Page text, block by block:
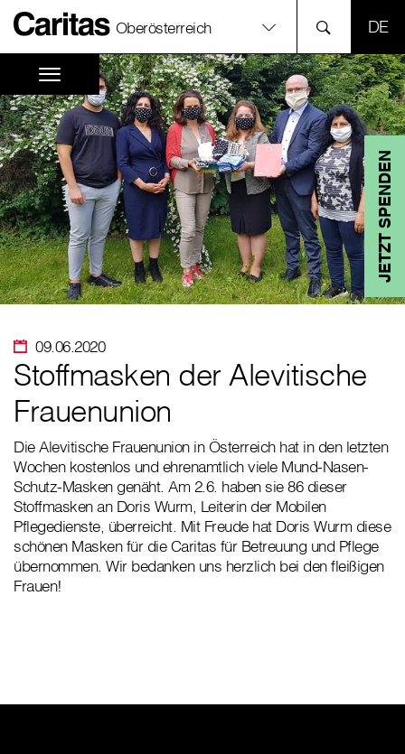
Oberösterreich
JETZT SPENDEN
09.06.2020
Stoffmasken der Alevitische
Frauenunion
Die Alevitische Frauenunion in Österreich hat in den letzten
Wochen kostenlos und ehrenamtlich viele Mund-Nasen-
Schutz-Masken genäht. Am 2.6. haben sie 86 dieser
Stoffmasken an Doris Wurm, Leiterin der Mobilen
Pflegedienste, überreicht. Mit Freude hat Doris Wurm diese
schönen Masken für die Caritas für Betreuung und Pflege
übernommen. Wir bedanken uns herzlich bei den fleißigen
Frauen!